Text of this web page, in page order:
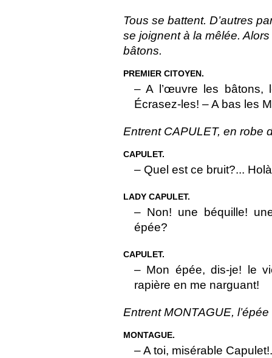
Tous se battent. D’autres
se joignent à la mêlée.
bâtons.
PREMIER CITOYEN.
– A l’œuvre les bâtons,
Écrasez-les! – A bas les
Entrent CAPULET, en robe
CAPULET.
– Quel est ce bruit?...
LADY CAPULET.
– Non! une béquille!
épée?
CAPULET.
– Mon épée, dis-je! le
rapière en me narguant!
Entrent MONTAGUE,
MONTAGUE.
– A toi, misérable